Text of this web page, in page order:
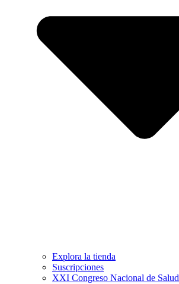
Explora la tienda
Suscripciones
XXI Congreso Nacional de Salud